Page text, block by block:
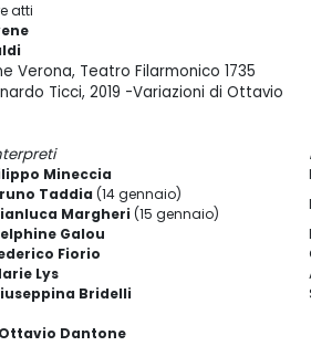
atti
Verona, Teatro Filarmonico 1735
Ticci, 2019 -Variazioni di Ottavio
Mineccia
Taddia (14 gennaio)
Margheri (15 gennaio)
Galou
Fiorio
Lys
Bridelli
Ottavio Dantone